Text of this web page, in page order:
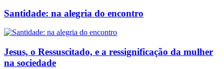
Santidade: na alegria do encontro
Jesus, o Ressuscitado, e a ressignificação da mulher
na sociedade